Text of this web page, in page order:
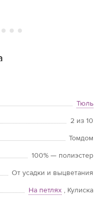
Тюль
2 из 10
Томдом
100% — полиэстер
От усадки и выцветания
На петлях , Кулиска